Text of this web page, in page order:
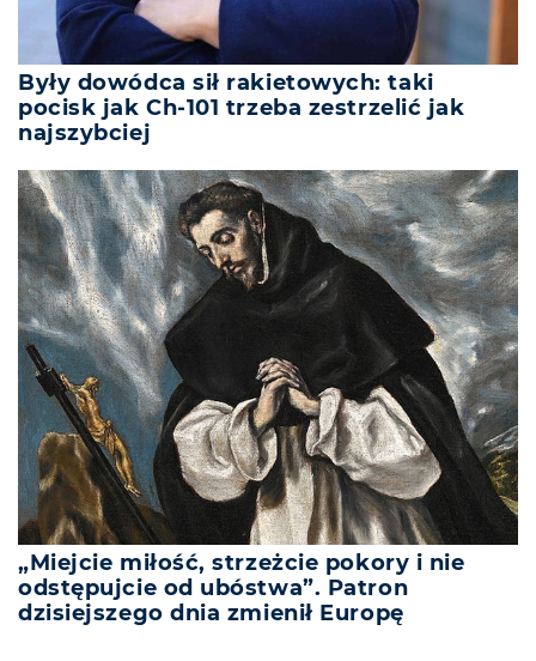
Były dowódca sił rakietowych: taki
pocisk jak Ch-101 trzeba zestrzelić jak
najszybciej
„Miejcie miłość, strzeżcie pokory i nie
odstępujcie od ubóstwa”. Patron
dzisiejszego dnia zmienił Europę